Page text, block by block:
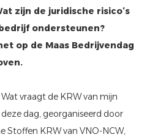
zijn de juridische risico’s
ondersteunen?
op de Maas Bedrijvendag
vraagt de KRW van mijn
dag, georganiseerd door
KRW van VNO-NCW,